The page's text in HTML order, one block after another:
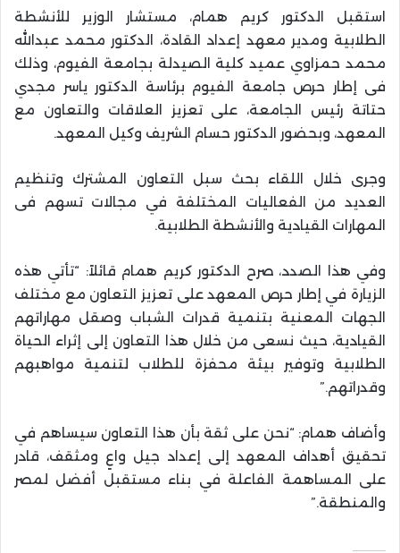
استقبل الدكتور كريم همام، مستشار الوزير للأنشطة
الطلابية ومدير معهد إعداد القادة، الدكتور محمد عبدالله
محمد حمزاوي عميد كلية الصيدلة بجامعة الفيوم، وذلك
فى إطار حرص جامعة الفيوم برئاسة الدكتور ياسر مجدي
حتاتة رئيس الجامعة، على تعزيز العلاقات والتعاون مع
المعهد، وبحضور الدكتور حسام الشريف وكيل المعهد.
وجرى خلال اللقاء بحث سبل التعاون المشترك وتنظيم
العديد من الفعاليات المختلفة في مجالات تسهم فى
المهارات القيادية والأنشطة الطلابية.
وفي هذا الصدد، صرح الدكتور كريم همام قائلاً: “تأتي هذه
الزيارة في إطار حرص المعهد على تعزيز التعاون مع مختلف
الجهات المعنية بتنمية قدرات الشباب وصقل مهاراتهم
القيادية، حيث نسعى من خلال هذا التعاون إلى إثراء الحياة
الطلابية وتوفير بيئة محفزة للطلاب لتنمية مواهبهم
وقدراتهم.”
وأضاف همام: “نحن على ثقة بأن هذا التعاون سيساهم في
تحقيق أهداف المعهد إلى إعداد جيل واعٍ ومثقف، قادر
على المساهمة الفاعلة في بناء مستقبل أفضل لمصر
والمنطقة.”